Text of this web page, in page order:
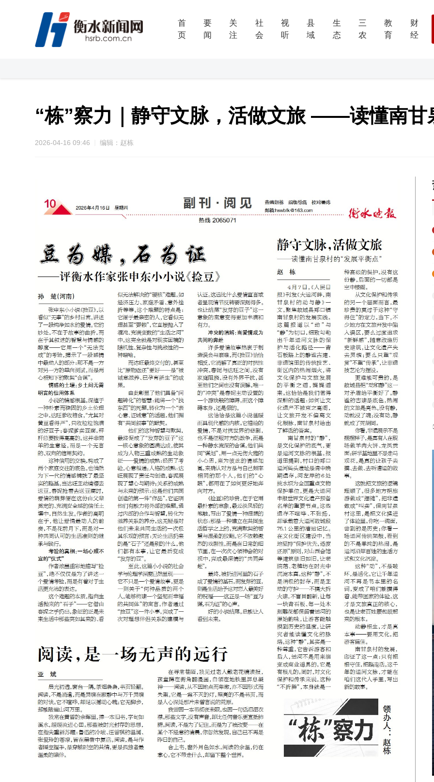
首
页
要
闻
关
注
社
会
视
听
县
域
生
态
三
农
教
育
财
经
“栋”察力｜静守文脉，活做文旅 ——读懂南甘
2026-04-16 09:46 编辑：赵栋